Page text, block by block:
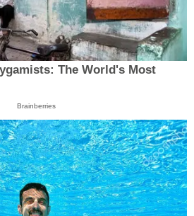
The World's Most
Brainberries